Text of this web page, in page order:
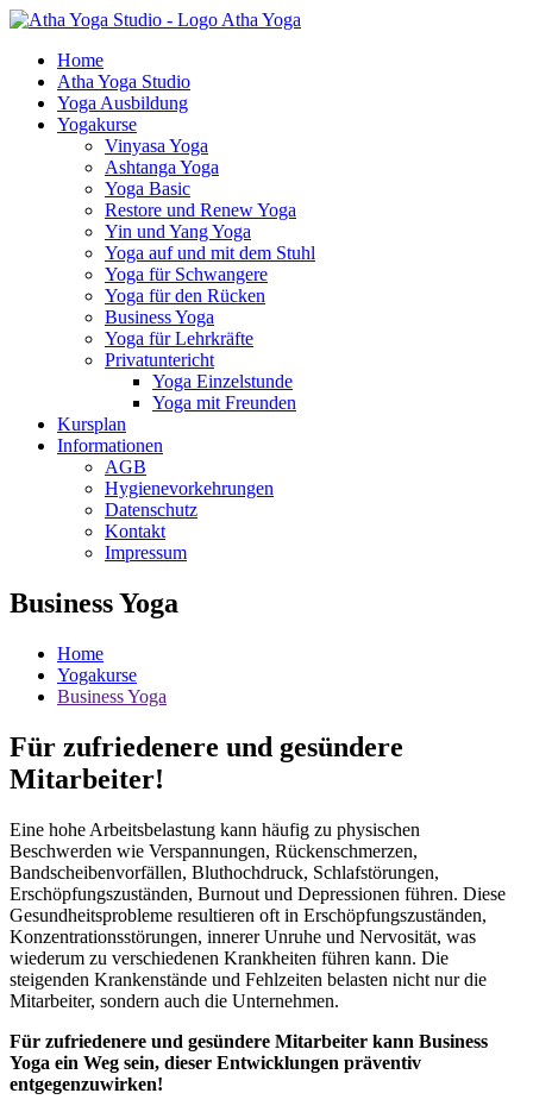
Atha Yoga
Home
Atha Yoga Studio
Yoga Ausbildung
Yogakurse
Vinyasa Yoga
Ashtanga Yoga
Yoga Basic
Restore und Renew Yoga
Yin und Yang Yoga
Yoga auf und mit dem Stuhl
Yoga für Schwangere
Yoga für den Rücken
Business Yoga
Yoga für Lehrkräfte
Privatuntericht
Yoga Einzelstunde
Yoga mit Freunden
Kursplan
Informationen
AGB
Hygienevorkehrungen
Datenschutz
Kontakt
Impressum
Business Yoga
Home
Yogakurse
Business Yoga
Für zufriedenere und gesündere
Mitarbeiter!
Eine hohe Arbeitsbelastung kann häufig zu physischen
Beschwerden wie Verspannungen, Rückenschmerzen,
Bandscheibenvorfällen, Bluthochdruck, Schlafstörungen,
Erschöpfungszuständen, Burnout und Depressionen führen. Diese
Gesundheitsprobleme resultieren oft in Erschöpfungszuständen,
Konzentrationsstörungen, innerer Unruhe und Nervosität, was
wiederum zu verschiedenen Krankheiten führen kann. Die
steigenden Krankenstände und Fehlzeiten belasten nicht nur die
Mitarbeiter, sondern auch die Unternehmen.
Für zufriedenere und gesündere Mitarbeiter kann Business
Yoga ein Weg sein, dieser Entwicklungen präventiv
entgegenzuwirken!